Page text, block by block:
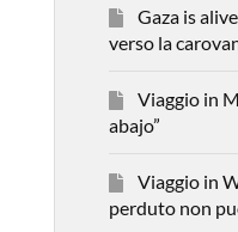
Gaza is
verso la
Viaggio in
abajo”
Viaggio in
perduto non